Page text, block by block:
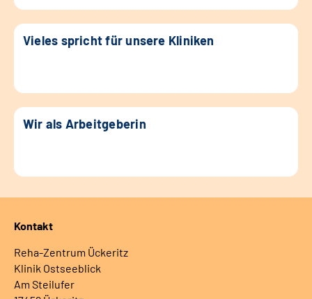
Vieles spricht für unsere Kliniken
Wir als Arbeitgeberin
Kontakt
Reha-Zentrum Ückeritz
Klinik Ostseeblick
Am Steilufer